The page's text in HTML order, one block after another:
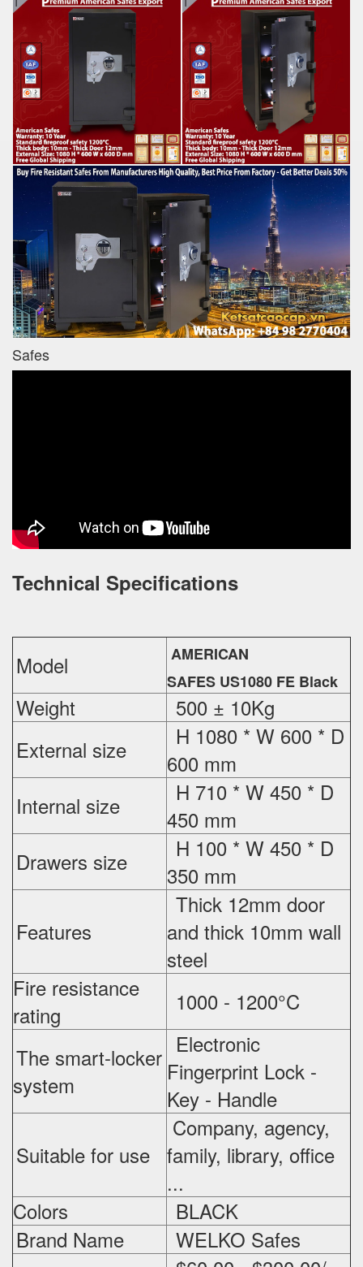
Safes
Technical Specifications
Model
AMERICAN
SAFES US1080 FE Black
Weight
500 ± 10Kg
External size
H 1080 * W 600 * D
600 mm
Internal size
H 710 * W 450 * D
450 mm
Drawers size
H 100 * W 450 * D
350 mm
Features
Thick 12mm door
and thick 10mm wall
steel
Fire resistance
rating
1000 - 1200°C
The smart-locker
system
Electronic
Fingerprint Lock -
Key - Handle
Suitable for use
Company, agency,
family, library, office
...
Colors
BLACK
Brand Name
WELKO Safes